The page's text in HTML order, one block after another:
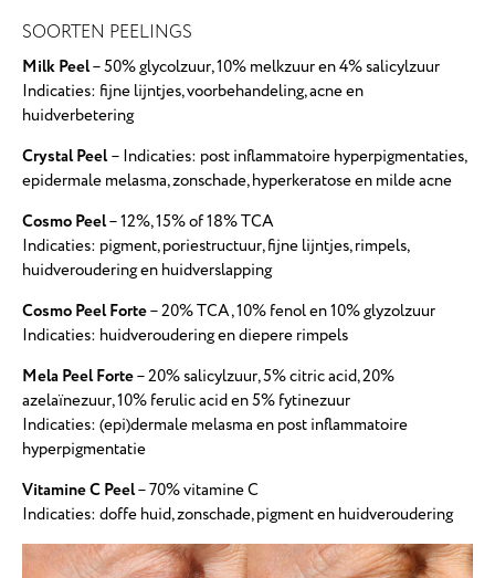
SOORTEN PEELINGS
Milk Peel– 50% glycolzuur, 10% melkzuur en 4% salicylzuur
Indicaties: fijne lijntjes, voorbehandeling, acne en
huidverbetering
Crystal Peel– Indicaties: post inflammatoire hyperpigmentaties,
epidermale melasma, zonschade, hyperkeratose en milde acne
Cosmo Peel– 12%, 15% of 18% TCA
Indicaties: pigment, poriestructuur, fijne lijntjes, rimpels,
huidveroudering en huidverslapping
Cosmo Peel Forte– 20% TCA, 10% fenol en 10% glyzolzuur
Indicaties: huidveroudering en diepere rimpels
Mela Peel Forte– 20% salicylzuur, 5% citric acid, 20%
azelaïnezuur, 10% ferulic acid en 5% fytinezuur
Indicaties: (epi)dermale melasma en post inflammatoire
hyperpigmentatie
Vitamine C Peel– 70% vitamine C
Indicaties: doffe huid, zonschade, pigment en huidveroudering